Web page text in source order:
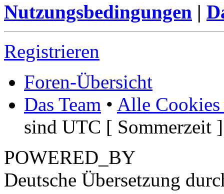
Nutzungsbedingungen |
Registrieren
Foren-Übersicht
Das Team • Alle Cookies
sind UTC [ Sommerzeit ]
POWERED_BY
Deutsche Übersetzung